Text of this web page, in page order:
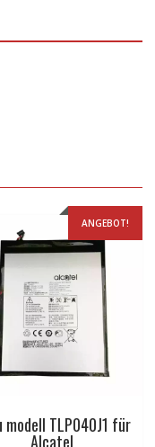
ANGEBOT!
modell TLP040J1 für
Alcatel